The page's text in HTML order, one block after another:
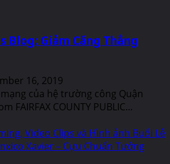
Blog: Giảm Căng Thẳng
16, 2019
của hệ trường công Quận
FAIRFAX COUNTY PUBLIC...
Video Clips và Hình ảnh Buổi Lễ
Xavier – Cựu Chuẩn Tướng